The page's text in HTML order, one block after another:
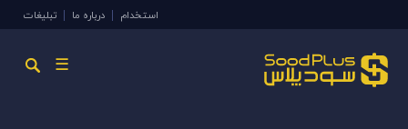
استخدام درباره ما تبلیغات
☰